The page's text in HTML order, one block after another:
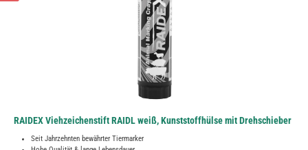
RAIDEX Viehzeichenstift RAIDL weiß, Kunststoffhülse mit Drehschieber
Seit Jahrzehnten bewährter Tiermarker